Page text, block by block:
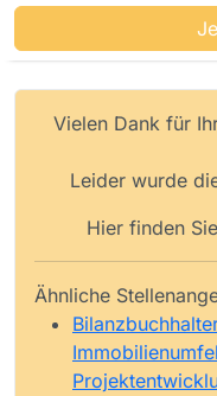
Vielen Dank für
Leider wurde
Hier finden
Ähnliche